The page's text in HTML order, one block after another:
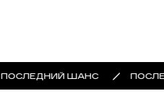
ПОСЛЕДНИЙ ШАНС